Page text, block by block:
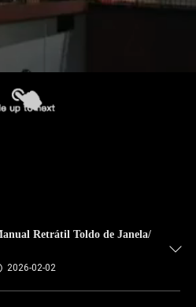
Retrátil Toldo de Janela/
2026-02-02